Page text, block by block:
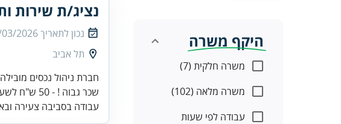
היקף משרה
משרה חלקית (7)
משרה מלאה (102)
עבודה לפי שעות
נציג/ת שירות
נכון לתאריך2026
תל אביב
שכר גבוה ! - 50 ש"ח לשעה וימי שבת כ 75 שקל לשעה
עבודה בסביבה צעירה